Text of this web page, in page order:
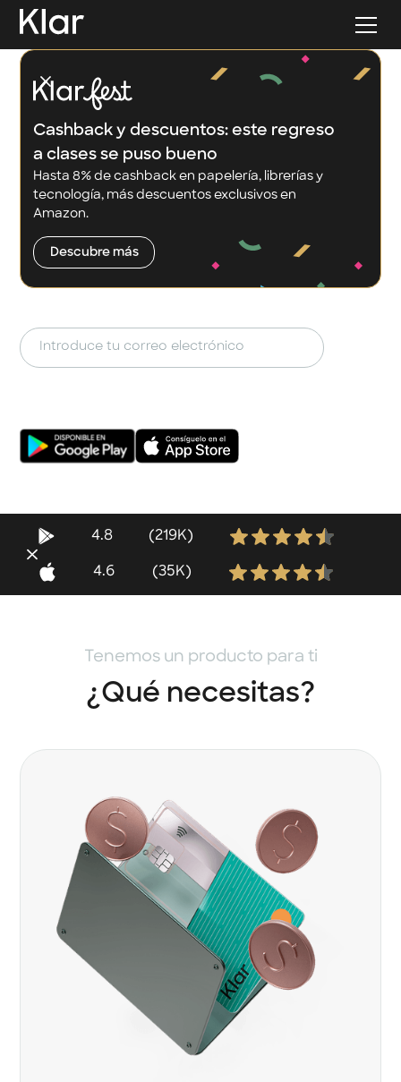
Cashback y descuentos: este regreso
a clases se puso bueno
Hasta 8% de cashback en papelería, librerías y
tecnología, más descuentos exclusivos en
Amazon.
Descubre más
Tarjeta de crédito y
cuenta. Así de fácil
Cero letras chiquitas. Cero comisiones
4.8 (219K)
4.6 (35K)
Tenemos un producto para ti
¿Qué necesitas?